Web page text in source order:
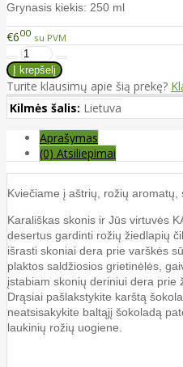
Grynasis kiekis: 250 ml
€600 su PVM
Turite klausimų apie šią prekę?
Kilmės šalis: Lietuva
Aprašymas
(0) Atsiliepimai
Kviečiame į aštrių, rožių aromatų,
Karališkas skonis ir Jūs virtuvės
desertus gardinti rožių žiedlapių
išrasti skoniai dera prie varškės
plaktos saldžiosios grietinėlės,
įstabiam skonių deriniui dera prie
Drąsiai pašlakstykite karštą
neatsisakykite baltąjį šokoladą
laukinių rožių uogiene.